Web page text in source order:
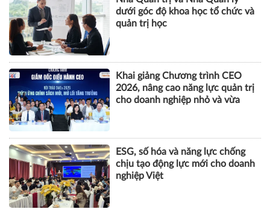
dưới góc độ khoa học tổ chức và
quản trị học
Khai giảng Chương trình CEO
2026, nâng cao năng lực quản trị
cho doanh nghiệp nhỏ và vừa
ESG, số hóa và năng lực chống
chịu tạo động lực mới cho doanh
nghiệp Việt